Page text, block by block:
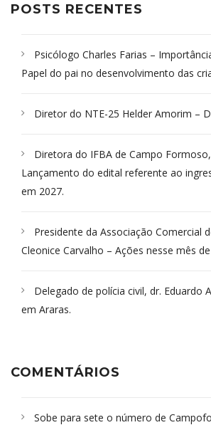
POSTS RECENTES
Psicólogo Charles Farias –
Papel do pai no desenvolvimento das
Diretor do NTE-25 Helder Amorim –
Diretora do IFBA de Campo
Lançamento do edital referente ao
em 2027.
Presidente da Associação Comercial
Cleonice Carvalho – Ações nesse mês
Delegado de polícia civil, dr. Eduardo
em Araras.
COMENTÁRIOS
Sobe para sete o número de